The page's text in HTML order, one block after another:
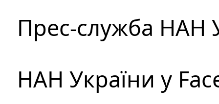
Прес-служба НАН
НАН України у